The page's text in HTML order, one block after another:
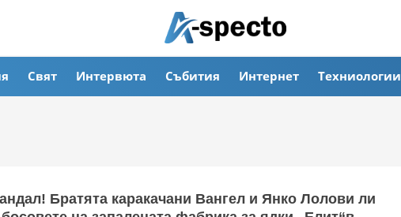
Свят Интервюта Събития Интернет Техниологии
Братята каракачани Вангел и Янко Лолови ли